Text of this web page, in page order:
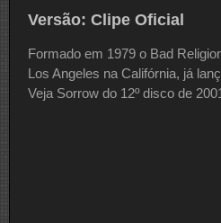
Versão: Clipe Oficial
Formado em 1979 o Bad
Los Angeles na Califórnia, já
Veja Sorrow do 12º disco de